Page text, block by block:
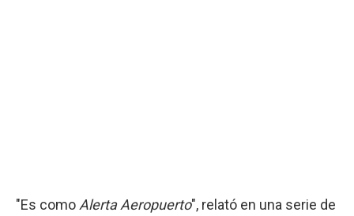
"Es como Alerta Aeropuerto", relató en una serie de